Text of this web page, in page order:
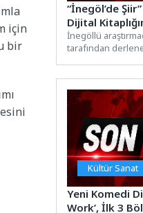
için
bir
“İnegöl’de
Dijital
İnegöllü
tarafından
Kültür Sanat
Yeni Komedi
Work’, İlk 3